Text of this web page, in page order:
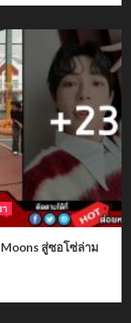
า
สู่ซอโซ่ล่าม